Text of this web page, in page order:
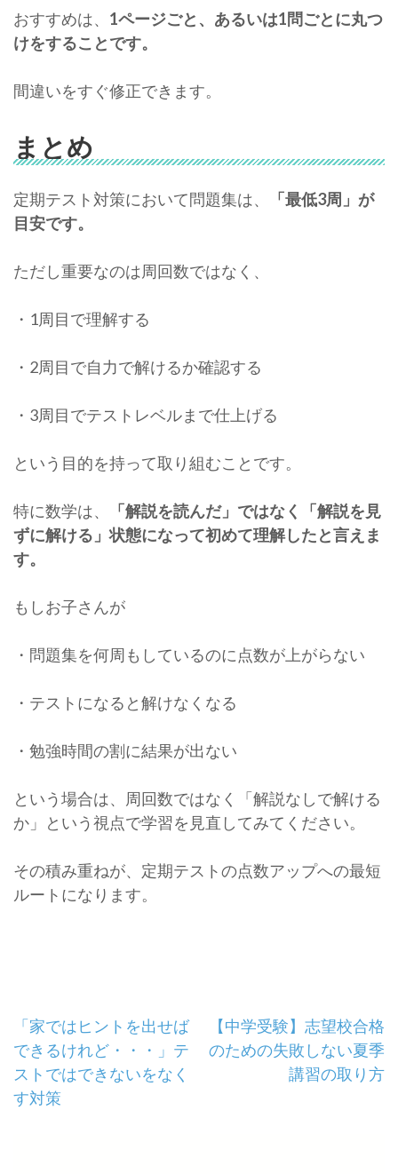
おすすめは、 1ページごと、あるいは1問ごとに丸つ
けをすることです。
間違いをすぐ修正できます。
まとめ
定期テスト対策において問題集は、
「最低3周」が
目安です。
ただし重要なのは周回数ではなく、
・1周目で理解する
・2周目で自力で解けるか確認する
・3周目でテストレベルまで仕上げる
という目的を持って取り組むことです。
特に数学は、
「解説を読んだ」ではなく「解説を見
ずに解ける」状態になって初めて理解したと言えま
す。
もしお子さんが
・問題集を何周もしているのに点数が上がらない
・テストになると解けなくなる
・勉強時間の割に結果が出ない
という場合は、周回数ではなく「解説なしで解ける
か」という視点で学習を見直してみてください。
その積み重ねが、定期テストの点数アップへの最短
ルートになります。
投
稿
ナ
「家ではヒントを出せば
できるけれど・・・」テ
ストではできないをなく
す対策
【中学受験】志望校合格
のための失敗しない夏季
講習の取り方